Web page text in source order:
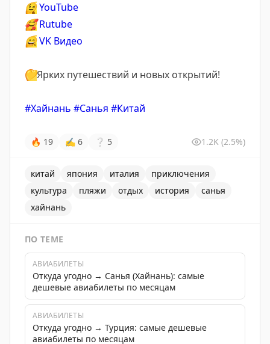
😉YouTube
🥰 Rutube
😄VK Видео
💛Ярких путешествий и новых открытий!
#Хайнань #Санья #Китай
🔥 19 ✍ 6 ❔ 5 1.2K (2.5%)
китай япония италия
приключения
культура
пляжи отдых история
санья
хайнань
ПО ТЕМЕ
АВИАБИЛЕТЫ
Откуда угодно → Санья (Хайнань): самые
дешевые авиабилеты по месяцам
АВИАБИЛЕТЫ
Откуда угодно → Турция: самые дешевые
авиабилеты по месяцам